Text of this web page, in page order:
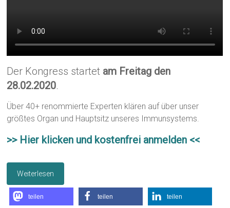
Der Kongress startet am Freitag den
28.02.2020.
Über 40+ renommierte Experten klären auf über unser
größtes Organ und Hauptsitz unseres Immunsystems.
>> Hier klicken und kostenfrei anmelden <<
Weiterlesen
teilen teilen teilen